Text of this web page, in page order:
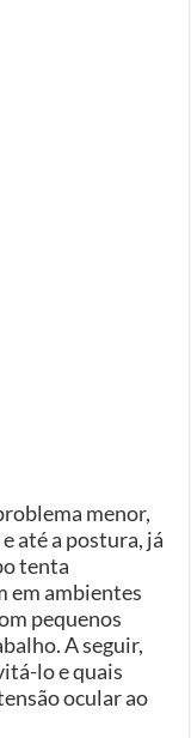
menor,
até a postura, já
tenta
em ambientes
pequenos
A seguir,
lo e quais
ocular ao